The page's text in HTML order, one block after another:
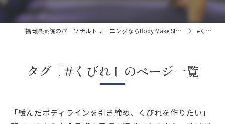
福岡県薬院のパーソナルトレーニングならBody Make Studio k.field #くびれ
タグ『#くびれ』のページ一覧
「緩んだボディラインを引き締め、くびれを作りたい」